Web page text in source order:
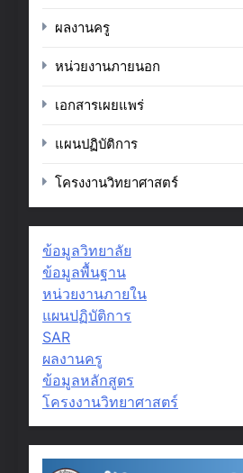
ผลงานครู
หน่วยงานภายนอก
เอกสารเผยแพร่
แผนปฏิบัติการ
โครงงานวิทยาศาสตร์
ข้อมูลวิทยาลัย
ข้อมูลพื้นฐาน
หน่วยงานภายใน
แผนปฏิบัติการ
SAR
ผลงานครู
ข้อมูลหลักสูตร
โครงงานวิทยาศาสตร์